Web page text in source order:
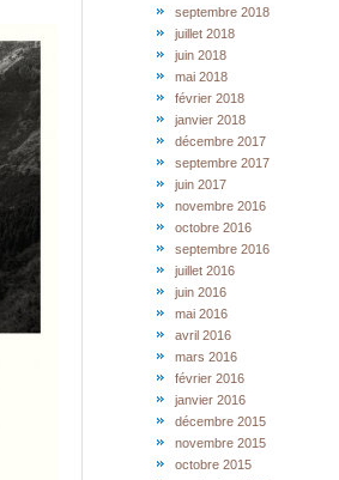
septembre 2018
juillet 2018
juin 2018
mai 2018
février 2018
janvier 2018
décembre 2017
septembre 2017
juin 2017
novembre 2016
octobre 2016
septembre 2016
juillet 2016
juin 2016
mai 2016
avril 2016
mars 2016
février 2016
janvier 2016
décembre 2015
novembre 2015
octobre 2015